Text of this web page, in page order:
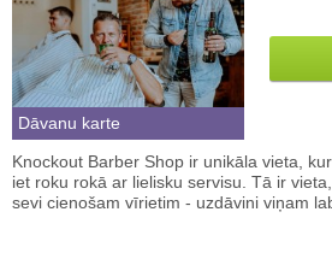
Dāvanu karte
Knockout Barber Shop ir unikāla vieta,
iet roku rokā ar lielisku servisu. Tā ir
sevi cienošam vīrietim - uzdāvini viņam